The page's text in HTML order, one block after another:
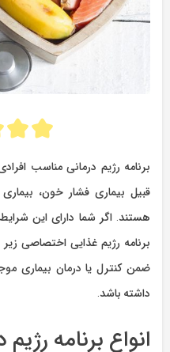
برنامه رژیم درمانی مناسب
قبیل بیماری فشار خون،
هستند. اگر شما دارای این
برنامه رژیم غذایی اختصاصی
ضمن کنترل یا درمان بیماری
داشته باشد.
انواع برنامه رژیم